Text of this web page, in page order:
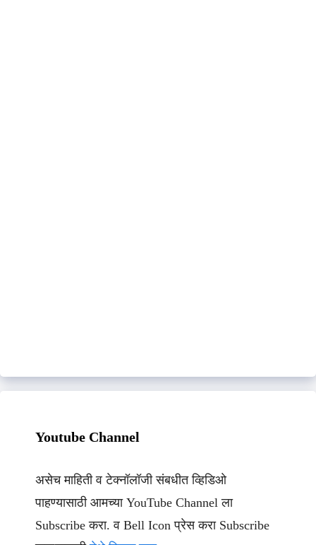
Youtube Channel
असेच माहिती व टेक्नॉलॉजी संबधीत व्हिडिओ
पाहण्यासाठी आमच्या YouTube Channel ला
Subscribe करा. व Bell Icon प्रेस करा Subscribe